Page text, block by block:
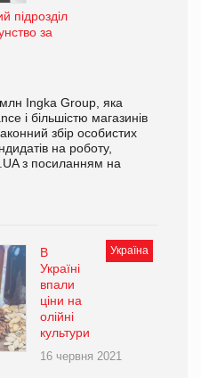
підрозділ
за
Ingka Group, яка
і більшістю магазинів
збір особистих
на роботу,
з посиланням на
Україна
В
Україні
впали
ціни на
олійні
культури
16 червня 2021